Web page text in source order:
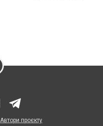
Автори проєкту